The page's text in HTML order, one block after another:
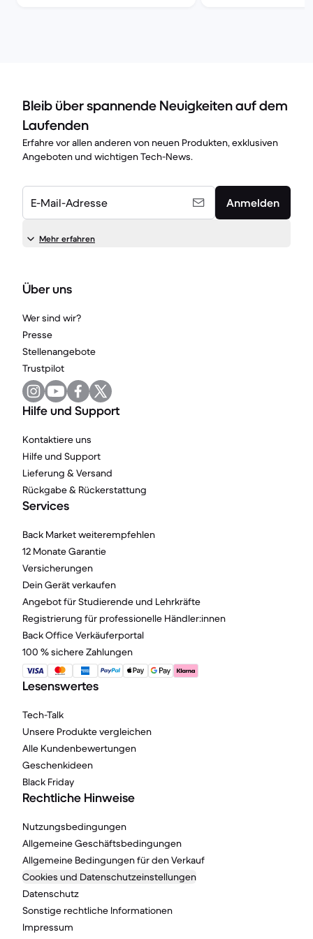
Bleib über spannende Neuigkeiten auf dem
Laufenden
Erfahre vor allen anderen von neuen Produkten, exklusiven
Angeboten und wichtigen Tech-News.
E-Mail-Adresse Anmelden
Mehr erfahren
Über uns
Wer sind wir?
Presse
Stellenangebote
Trustpilot
Hilfe und Support
Kontaktiere uns
Hilfe und Support
Lieferung & Versand
Rückgabe & Rückerstattung
Services
Back Market weiterempfehlen
12 Monate Garantie
Versicherungen
Dein Gerät verkaufen
Angebot für Studierende und Lehrkräfte
Registrierung für professionelle Händler:innen
Back Office Verkäuferportal
100 % sichere Zahlungen
Lesenswertes
Tech-Talk
Unsere Produkte vergleichen
Alle Kundenbewertungen
Geschenkideen
Black Friday
Rechtliche Hinweise
Nutzungsbedingungen
Allgemeine Geschäftsbedingungen
Allgemeine Bedingungen für den Verkauf
Cookies und Datenschutzeinstellungen
Datenschutz
Sonstige rechtliche Informationen
Impressum